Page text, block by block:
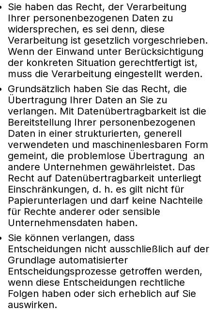
Sie haben das Recht, der Verarbeitung
Ihrer personenbezogenen Daten zu
widersprechen, es sei denn, diese
Verarbeitung ist gesetzlich vorgeschrieben.
Wenn der Einwand unter Berücksichtigung
der konkreten Situation gerechtfertigt ist,
muss die Verarbeitung eingestellt werden.
Grundsätzlich haben Sie das Recht, die
Übertragung Ihrer Daten an Sie zu
verlangen. Mit Datenübertragbarkeit ist die
Bereitstellung Ihrer personenbezogenen
Daten in einer strukturierten, generell
verwendeten und maschinenlesbaren Form
gemeint, die problemlose Übertragung an
andere Unternehmen gewährleistet. Das
Recht auf Datenübertragbarkeit unterliegt
Einschränkungen, d. h. es gilt nicht für
Papierunterlagen und darf keine Nachteile
für Rechte anderer oder sensible
Unternehmensdaten haben.
Sie können verlangen, dass
Entscheidungen nicht ausschließlich auf der
Grundlage automatisierter
Entscheidungsprozesse getroffen werden,
wenn diese Entscheidungen rechtliche
Folgen haben oder sich erheblich auf Sie
auswirken.